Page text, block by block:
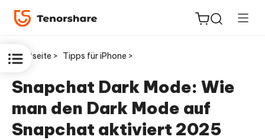
ReiBoot
Startseite > Tipps für iPhone >
Snapchat Dark Mode: Wie
man den Dark Mode auf
Snapchat aktiviert 2025